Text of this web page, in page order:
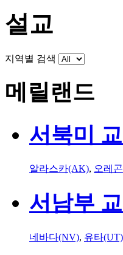
설교
지역별 검색
메릴랜드
서북미
알라스카(AK), 오레곤
서남부
네바다(NV), 유타(UT)